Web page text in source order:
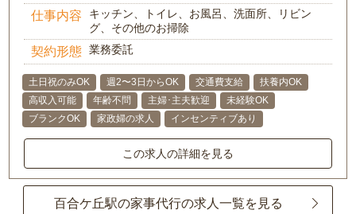
仕事内容
キッチン、トイレ、お風呂、洗面所、リビン
グ、その他のお掃除
契約形態 業務委託
土日祝のみOK 週2〜3日からOK 交通費支給
扶養内OK
高収入可能
年齢不問 主婦･主夫歓迎
未経験OK
ブランクOK
家政婦の求人 インセンティブあり
この求人の詳細を見る
百合ケ丘駅の家事代行の求人一覧を見る